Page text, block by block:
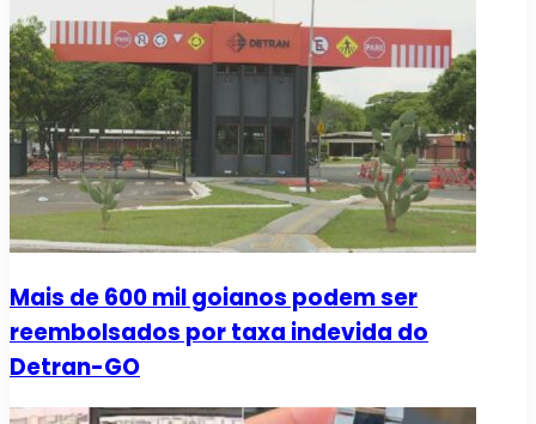
Mais de 600 mil goianos podem ser
reembolsados por taxa indevida do
Detran-GO